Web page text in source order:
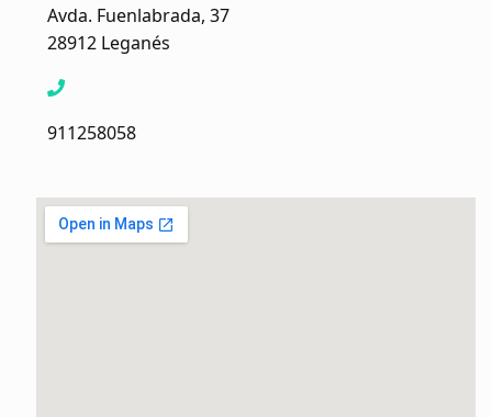
Avda. Fuenlabrada, 37
28912 Leganés
911258058